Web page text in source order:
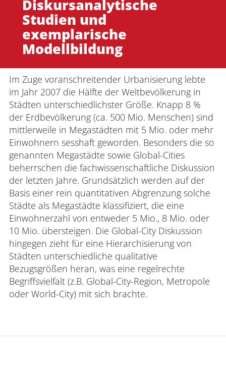
Diskursanalytische
Studien und
exemplarische
Modellbildung
Im Zuge voranschreitender Urbanisierung lebte
im Jahr 2007 die Hälfte der Weltbevölkerung in
Städten unterschiedlichster Größe. Knapp 8 %
der Erdbevölkerung (ca. 500 Mio. Menschen) sind
mittlerweile in Megastädten mit 5 Mio. oder mehr
Einwohnern sesshaft geworden. Besonders die so
genannten Megastädte sowie Global-Cities
beherrschen die fachwissenschaftliche Diskussion
der letzten Jahre. Grundsätzlich werden auf der
Basis einer rein quantitativen Abgrenzung solche
Städte als Megastädte klassifiziert, die eine
Einwohnerzahl von entweder 5 Mio., 8 Mio. oder
10 Mio. übersteigen. Die Global-City Diskussion
hingegen zieht für eine Hierarchisierung von
Städten unterschiedliche qualitative
Bezugsgrößen heran, was eine regelrechte
Begriffsvielfalt (z.B. Global-City-Region, Metropole
oder World-City) mit sich brachte.